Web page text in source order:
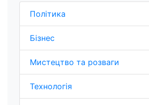
Політика
Бізнес
Мистецтво та розваги
Технологія